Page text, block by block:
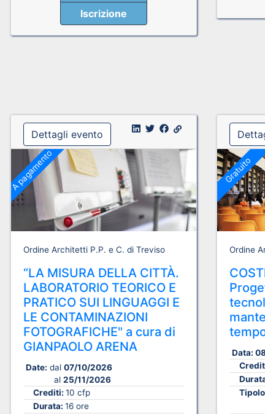
Iscrizione
Dettagli evento
A pagamento
Ordine Architetti P.P. e C. di Treviso
“LA MISURA DELLA CITTÀ.
LABORATORIO TEORICO E
PRATICO SUI LINGUAGGI E
LE CONTAMINAZIONI
FOTOGRAFICHE" a cura di
GIANPAOLO ARENA
Date: dal 07/10/2026
al25/11/2026
Crediti: 10 cfp
Durata: 16 ore
Gratuito
Ordine
Data: